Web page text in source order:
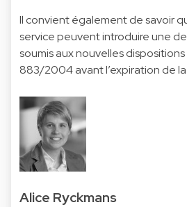
Il convient également de savoir
service peuvent introduire une
soumis aux nouvelles
883/2004 avant l’expiration de
Alice Ryckmans